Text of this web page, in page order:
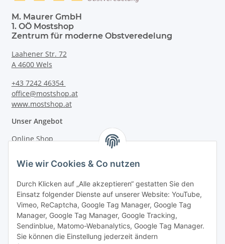
M. Maurer GmbH
1. OÖ Mostshop
Zentrum für moderne Obstveredelung
Laahener Str. 72
A 4600 Wels
+43 7242 46354
office@mostshop.at
www.mostshop.at
Unser Angebot
Online Shop
Informationen
Wie wir Cookies & Co nutzen
Durch Klicken auf „Alle akzeptieren“ gestatten Sie den
Einsatz folgender Dienste auf unserer Website: YouTube,
Vimeo, ReCaptcha, Google Tag Manager, Google Tag
Manager, Google Tag Manager, Google Tracking,
Sendinblue, Matomo-Webanalytics, Google Tag Manager.
Sie können die Einstellung jederzeit ändern